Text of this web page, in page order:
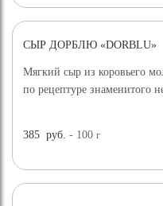
СЫР ДОРБЛЮ «DORBLU»
Мягкий сыр из коровьего
по рецептуре знаменитого
385 руб. - 100г